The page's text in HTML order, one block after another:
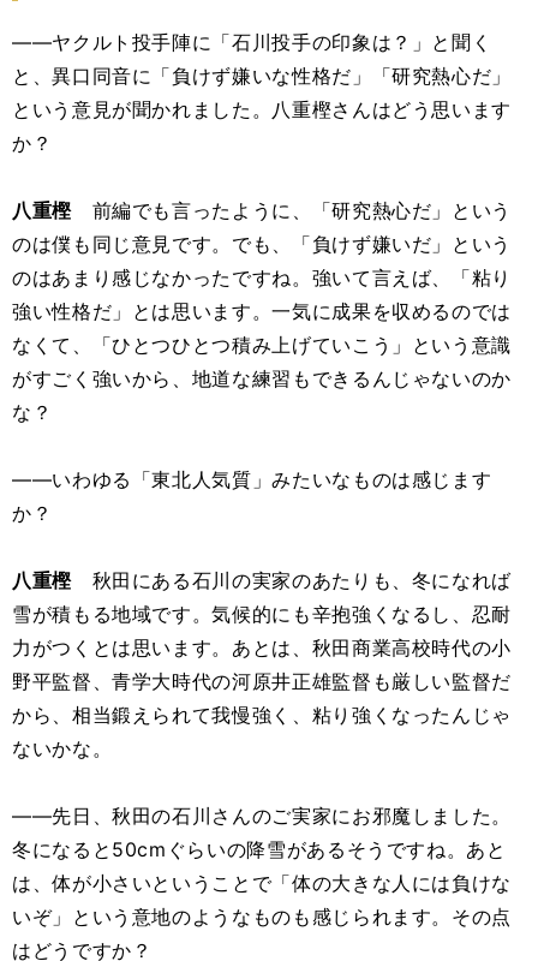
――ヤクルト投手陣に「石川投手の印象は？」と聞く
と、異口同音に「負けず嫌いな性格だ」「研究熱心だ」
という意見が聞かれました。八重樫さんはどう思います
か？
八重樫前編でも言ったように、「研究熱心だ」という
のは僕も同じ意見です。でも、「負けず嫌いだ」という
のはあまり感じなかったですね。強いて言えば、「粘り
強い性格だ」とは思います。一気に成果を収めるのでは
なくて、「ひとつひとつ積み上げていこう」という意識
がすごく強いから、地道な練習もできるんじゃないのか
な？
――いわゆる「東北人気質」みたいなものは感じます
か？
八重樫秋田にある石川の実家のあたりも、冬になれば
雪が積もる地域です。気候的にも辛抱強くなるし、忍耐
力がつくとは思います。あとは、秋田商業高校時代の小
野平監督、青学大時代の河原井正雄監督も厳しい監督だ
から、相当鍛えられて我慢強く、粘り強くなったんじゃ
ないかな。
――先日、秋田の石川さんのご実家にお邪魔しました。
冬になると50cmぐらいの降雪があるそうですね。あと
は、体が小さいということで「体の大きな人には負けな
いぞ」という意地のようなものも感じられます。その点
はどうですか？